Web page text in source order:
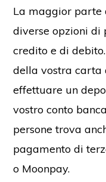
La maggior
diverse opzioni di
credito e di
della vostra
effettuare un
vostro conto
persone trova
pagamento di
o Moonpay.